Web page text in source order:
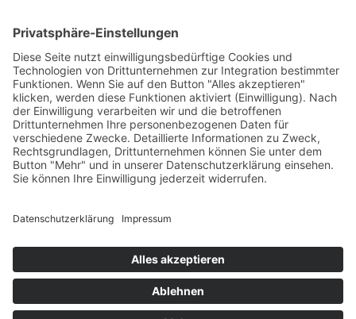
Erfolgsproduktion Disney in Concert. Mit von der Partie
Orchestra und die Moderatoren Jan Köppen und Simon
Beek.